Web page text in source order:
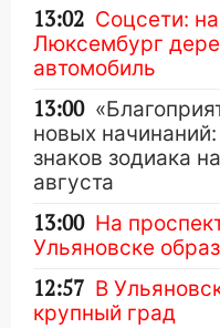
13:02 Соцсети:
Люксембург
автомобиль
13:00
новых
знаков зодиака
августа
13:00 На
Ульяновске
12:57 В
крупный град